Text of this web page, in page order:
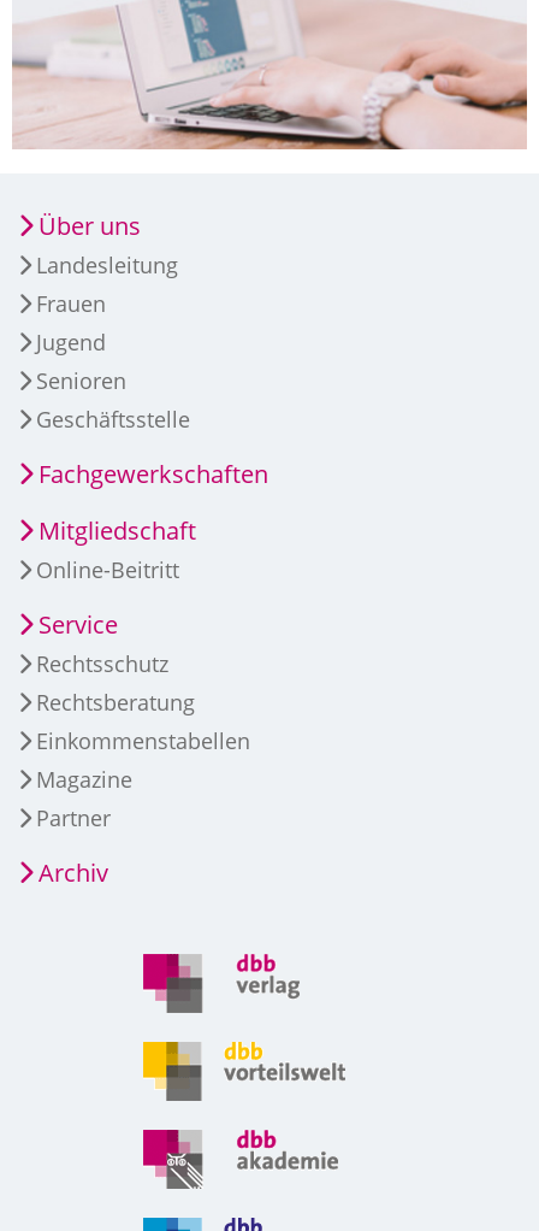
Über uns
Landesleitung
Frauen
Jugend
Senioren
Geschäftsstelle
Fachgewerkschaften
Mitgliedschaft
Online-Beitritt
Service
Rechtsschutz
Rechtsberatung
Einkommenstabellen
Magazine
Partner
Archiv